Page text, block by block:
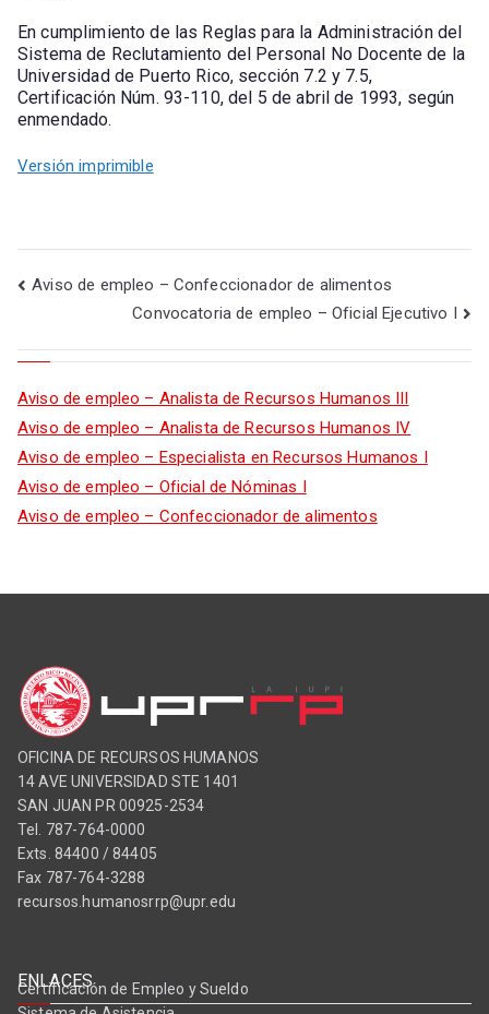
En cumplimiento de las Reglas para la Administración del
Sistema de Reclutamiento del Personal No Docente de la
Universidad de Puerto Rico, sección 7.2 y 7.5,
Certificación Núm. 93-110, del 5 de abril de 1993, según
enmendado.
Versión imprimible
Aviso de empleo – Confeccionador de alimentos
Convocatoria de empleo – Oficial Ejecutivo I
Aviso de empleo – Analista de Recursos Humanos III
Aviso de empleo – Analista de Recursos Humanos IV
Aviso de empleo – Especialista en Recursos Humanos I
Aviso de empleo – Oficial de Nóminas I
Aviso de empleo – Confeccionador de alimentos
OFICINA DE RECURSOS HUMANOS
14 AVE UNIVERSIDAD STE 1401
SAN JUAN PR 00925-2534
Tel. 787-764-0000
Exts. 84400 / 84405
Fax 787-764-3288
recursos.humanosrrp@upr.edu
ENLACES
Certificación de Empleo y Sueldo